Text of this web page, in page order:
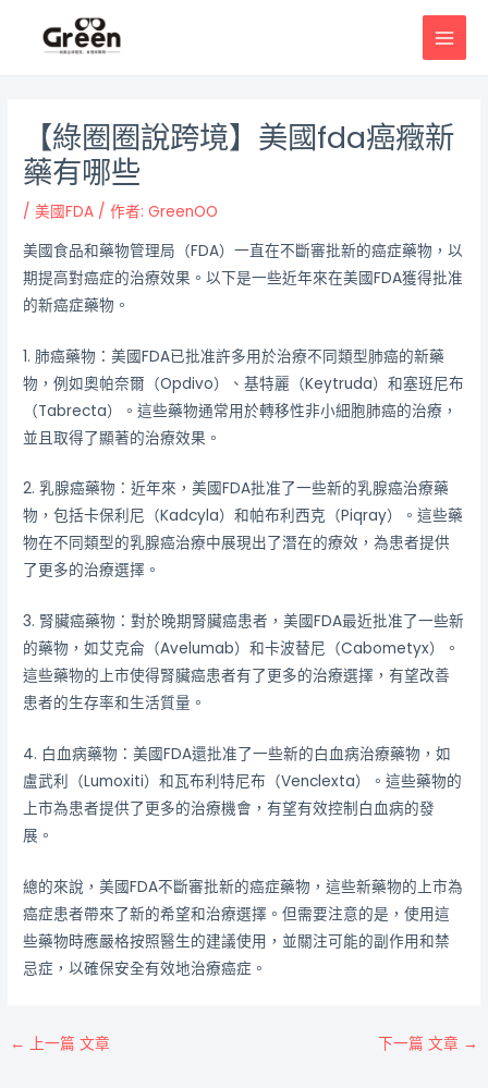
【綠圈圈說跨境】美國fda癌癥新
藥有哪些
/美國FDA / 作者:GreenOO
美國食品和藥物管理局（FDA）一直在不斷審批新的癌症藥物，以
期提高對癌症的治療效果。以下是一些近年來在美國FDA獲得批准
的新癌症藥物。
1. 肺癌藥物：美國FDA已批准許多用於治療不同類型肺癌的新藥
物，例如奧帕奈爾（Opdivo）、基特麗（Keytruda）和塞班尼布
（Tabrecta）。這些藥物通常用於轉移性非小細胞肺癌的治療，
並且取得了顯著的治療效果。
2. 乳腺癌藥物：近年來，美國FDA批准了一些新的乳腺癌治療藥
物，包括卡保利尼（Kadcyla）和帕布利西克（Piqray）。這些藥
物在不同類型的乳腺癌治療中展現出了潛在的療效，為患者提供
了更多的治療選擇。
3. 腎臟癌藥物：對於晚期腎臟癌患者，美國FDA最近批准了一些新
的藥物，如艾克侖（Avelumab）和卡波替尼（Cabometyx）。
這些藥物的上市使得腎臟癌患者有了更多的治療選擇，有望改善
患者的生存率和生活質量。
4. 白血病藥物：美國FDA還批准了一些新的白血病治療藥物，如
盧武利（Lumoxiti）和瓦布利特尼布（Venclexta）。這些藥物的
上市為患者提供了更多的治療機會，有望有效控制白血病的發
展。
總的來說，美國FDA不斷審批新的癌症藥物，這些新藥物的上市為
癌症患者帶來了新的希望和治療選擇。但需要注意的是，使用這
些藥物時應嚴格按照醫生的建議使用，並關注可能的副作用和禁
忌症，以確保安全有效地治療癌症。
← 上一篇 文章 下一篇 文章 →